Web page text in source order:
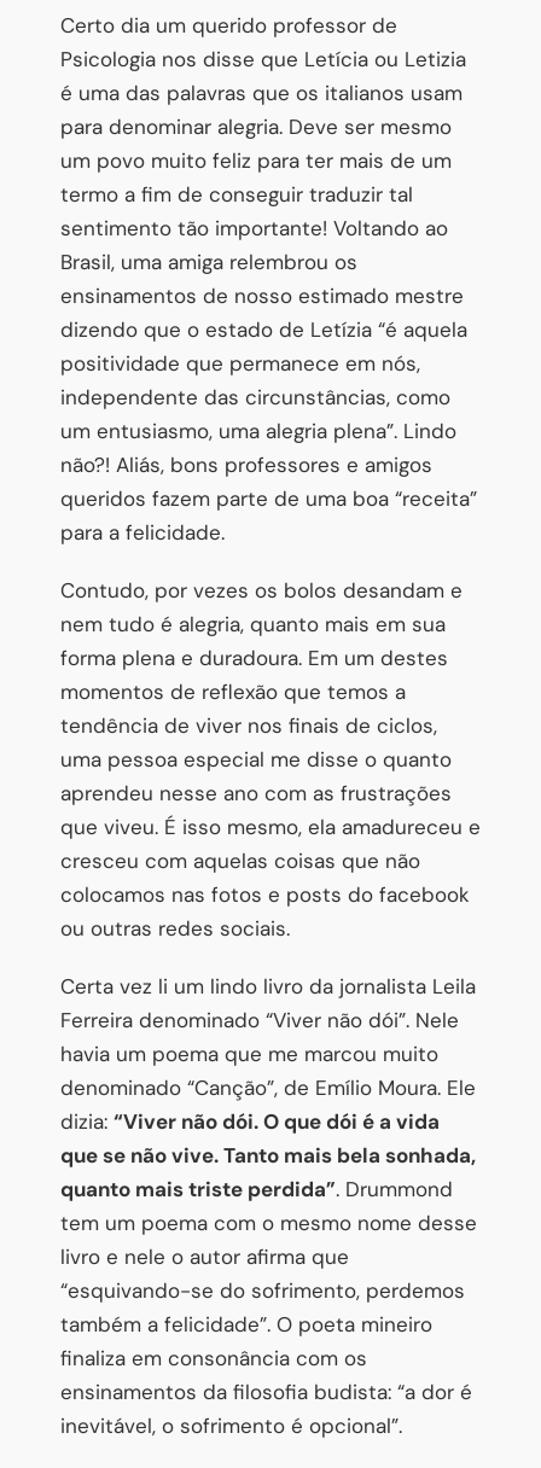
Certo dia um querido professor de
Psicologia nos disse que Letícia ou Letizia
é uma das palavras que os italianos usam
para denominar alegria. Deve ser mesmo
um povo muito feliz para ter mais de um
termo a fim de conseguir traduzir tal
sentimento tão importante! Voltando ao
Brasil, uma amiga relembrou os
ensinamentos de nosso estimado mestre
dizendo que o estado de Letízia “é aquela
positividade que permanece em nós,
independente das circunstâncias, como
um entusiasmo, uma alegria plena”. Lindo
não?! Aliás, bons professores e amigos
queridos fazem parte de uma boa “receita”
para a felicidade.
Contudo, por vezes os bolos desandam e
nem tudo é alegria, quanto mais em sua
forma plena e duradoura. Em um destes
momentos de reflexão que temos a
tendência de viver nos finais de ciclos,
uma pessoa especial me disse o quanto
aprendeu nesse ano com as frustrações
que viveu. É isso mesmo, ela amadureceu e
cresceu com aquelas coisas que não
colocamos nas fotos e posts do facebook
ou outras redes sociais.
Certa vez li um lindo livro da jornalista Leila
Ferreira denominado “Viver não dói”. Nele
havia um poema que me marcou muito
denominado “Canção”, de Emílio Moura. Ele
dizia: “Viver não dói. O que dói é a vida
que se não vive. Tanto mais bela sonhada,
quanto mais triste perdida”. Drummond
tem um poema com o mesmo nome desse
livro e nele o autor afirma que
“esquivando-se do sofrimento, perdemos
também a felicidade”. O poeta mineiro
finaliza em consonância com os
ensinamentos da filosofia budista: “a dor é
inevitável, o sofrimento é opcional”.